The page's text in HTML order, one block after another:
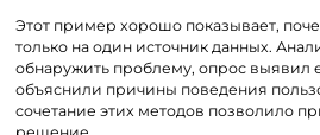
Этот пример хорошо показывает,
только на один источник данных.
обнаружить проблему, опрос выявил
объяснили причины поведения
сочетание этих методов позволило